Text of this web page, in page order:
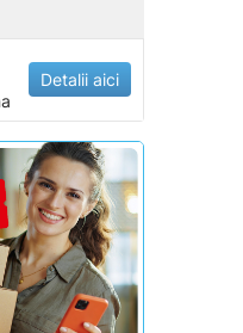
Detalii aici